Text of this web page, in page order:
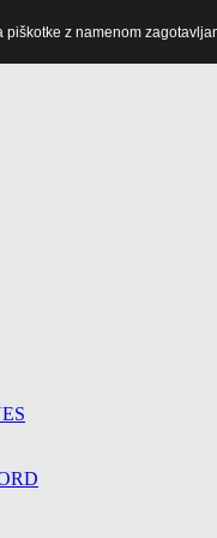
piškotke z namenom